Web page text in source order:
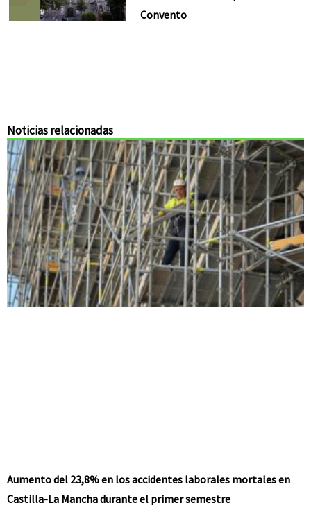
Convento
Noticias relacionadas
Aumento del 23,8% en los accidentes laborales mortales en
Castilla-La Mancha durante el primer semestre